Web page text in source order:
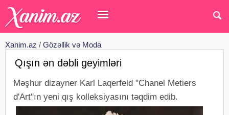
Xanim.az / Gözəllik və Moda
Qışın ən dəbli geyimləri
Məşhur dizayner Karl Laqerfeld "Chanel Metiers
d'Art"ın yeni qış kolleksiyasını təqdim edib.